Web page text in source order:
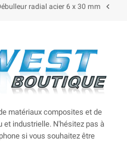

radial acier 6 x 30 mm
matériaux composites et de
industrielle. N'hésitez pas à
si vous souhaitez être